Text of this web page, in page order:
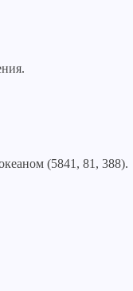
(5841, 81, 388).